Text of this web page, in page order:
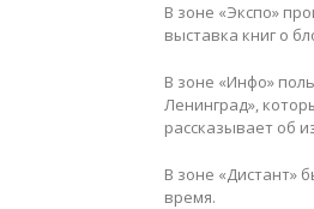
В зоне «Экспо»
выставка книг о
В зоне «Инфо»
Ленинград»,
рассказывает об
В зоне «Дистант»
время.